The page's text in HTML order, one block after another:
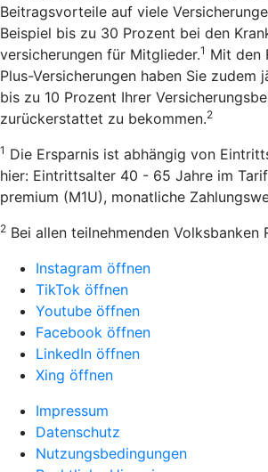
Beitragsvorteile auf viele
Beispiel bis zu 30 Prozent bei den
versicherungen für Mitglieder.1 Mit den
Plus-Versicherungen haben Sie zudem
bis zu 10 Prozent Ihrer
zurückerstattet zu bekommen.2
1 Die Ersparnis ist abhängig von
hier: Eintrittsalter 40 - 65 Jahre im
premium (M1U), monatliche
2 Bei allen teilnehmenden Volksbanken
Instagram öffnen
TikTok öffnen
Youtube öffnen
Facebook öffnen
LinkedIn öffnen
Xing öffnen
Impressum
Datenschutz
Nutzungsbedingungen